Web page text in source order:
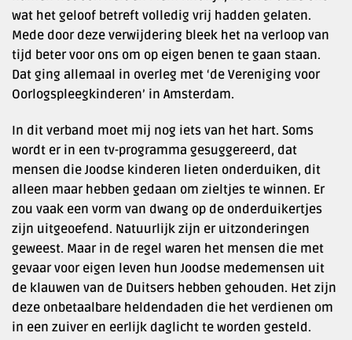
wat het geloof betreft volledig vrij hadden gelaten.
Mede door deze verwijdering bleek het na verloop van
tijd beter voor ons om op eigen benen te gaan staan.
Dat ging allemaal in overleg met ‘de Vereniging voor
Oorlogspleegkinderen’ in Amsterdam.
In dit verband moet mij nog iets van het hart. Soms
wordt er in een tv-programma gesuggereerd, dat
mensen die Joodse kinderen lieten onderduiken, dit
alleen maar hebben gedaan om zieltjes te winnen. Er
zou vaak een vorm van dwang op de onderduikertjes
zijn uitgeoefend. Natuurlijk zijn er uitzonderingen
geweest. Maar in de regel waren het mensen die met
gevaar voor eigen leven hun Joodse medemensen uit
de klauwen van de Duitsers hebben gehouden. Het zijn
deze onbetaalbare heldendaden die het verdienen om
in een zuiver en eerlijk daglicht te worden gesteld.